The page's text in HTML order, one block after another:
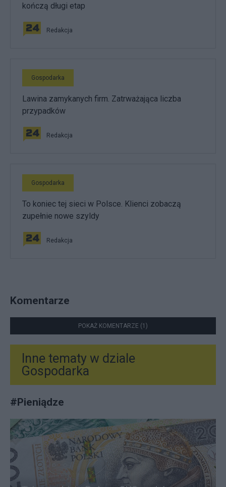
kończą długi etap
Redakcja
Gospodarka
Lawina zamykanych firm. Zatrważająca liczba
przypadków
Redakcja
Gospodarka
To koniec tej sieci w Polsce. Klienci zobaczą
zupełnie nowe szyldy
Redakcja
Komentarze
POKAŻ KOMENTARZE (1)
Inne tematy w dziale
Gospodarka
#Pieniądze